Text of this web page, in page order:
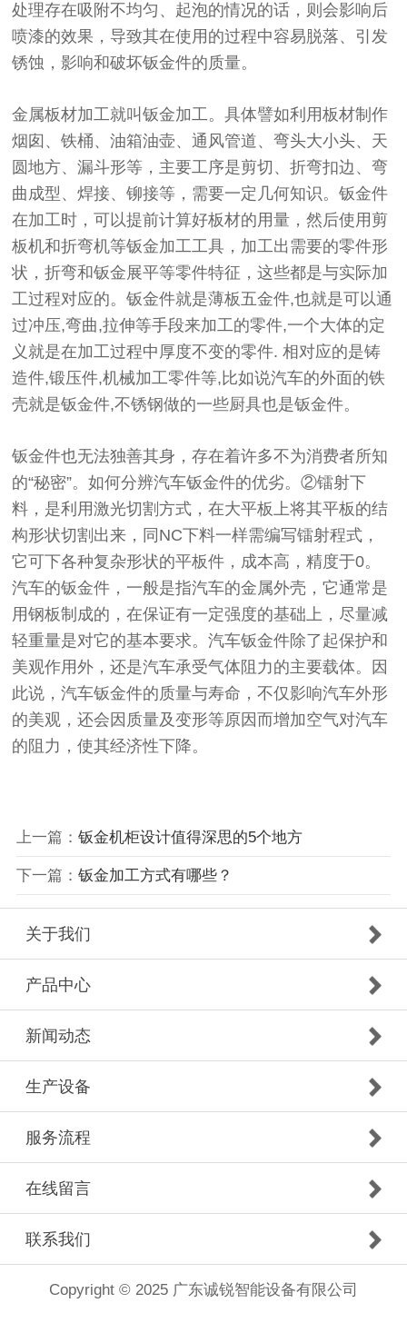
处理存在吸附不均匀、起泡的情况的话，则会影响后
喷漆的效果，导致其在使用的过程中容易脱落、引发
锈蚀，影响和破坏钣金件的质量。
金属板材加工就叫钣金加工。具体譬如利用板材制作
烟囱、铁桶、油箱油壶、通风管道、弯头大小头、天
圆地方、漏斗形等，主要工序是剪切、折弯扣边、弯
曲成型、焊接、铆接等，需要一定几何知识。钣金件
在加工时，可以提前计算好板材的用量，然后使用剪
板机和折弯机等钣金加工工具，加工出需要的零件形
状，折弯和钣金展平等零件特征，这些都是与实际加
工过程对应的。钣金件就是薄板五金件,也就是可以通
过冲压,弯曲,拉伸等手段来加工的零件,一个大体的定
义就是在加工过程中厚度不变的零件. 相对应的是铸
造件,锻压件,机械加工零件等,比如说汽车的外面的铁
壳就是钣金件,不锈钢做的一些厨具也是钣金件。
钣金件也无法独善其身，存在着许多不为消费者所知
的“秘密”。如何分辨汽车钣金件的优劣。②镭射下
料，是利用激光切割方式，在大平板上将其平板的结
构形状切割出来，同NC下料一样需编写镭射程式，
它可下各种复杂形状的平板件，成本高，精度于0。
汽车的钣金件，一般是指汽车的金属外壳，它通常是
用钢板制成的，在保证有一定强度的基础上，尽量减
轻重量是对它的基本要求。汽车钣金件除了起保护和
美观作用外，还是汽车承受气体阻力的主要载体。因
此说，汽车钣金件的质量与寿命，不仅影响汽车外形
的美观，还会因质量及变形等原因而增加空气对汽车
的阻力，使其经济性下降。
上一篇： 钣金机柜设计值得深思的5个地方
下一篇： 钣金加工方式有哪些？
关于我们
产品中心
新闻动态
生产设备
服务流程
在线留言
联系我们
Copyright © 2025 广东诚锐智能设备有限公司